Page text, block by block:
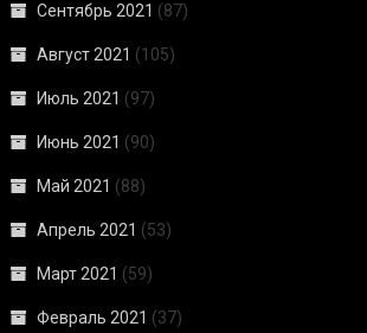
Сентябрь 2021 (87)
Август 2021 (105)
Июль 2021 (97)
Июнь 2021 (90)
Май 2021 (88)
Апрель 2021 (53)
Март 2021 (59)
Февраль 2021 (37)